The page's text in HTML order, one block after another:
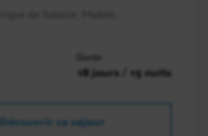
Durée
18 jours / 15 nuits
Découvrir ce séjour